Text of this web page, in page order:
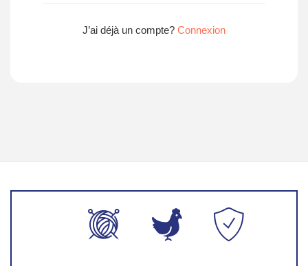
J’ai déjà un compte? Connexion